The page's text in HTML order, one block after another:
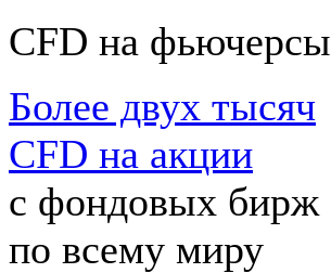
CFD на фьючерсы
Более двух тысяч
CFD на акции
с фондовых бирж
по всему миру